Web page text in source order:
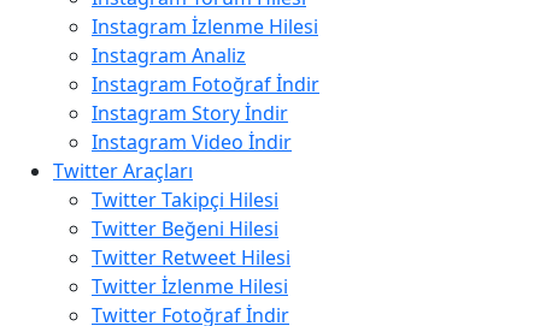
Instagram İzlenme Hilesi
Instagram Analiz
Instagram Fotoğraf İndir
Instagram Story İndir
Instagram Video İndir
Twitter Araçları
Twitter Takipçi Hilesi
Twitter Beğeni Hilesi
Twitter Retweet Hilesi
Twitter İzlenme Hilesi
Twitter Fotoğraf İndir